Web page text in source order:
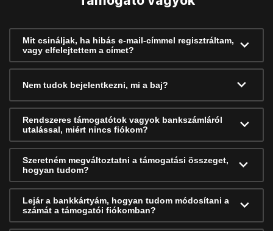
Mit csináljak, ha hibás e-mail-címmel regisztráltam,
vagy elfelejtettem a címet?
Nem tudok bejelentkezni, mi a baj?
Rendszeres támogatótok vagyok bankszámláról
utalással, miért nincs fiókom?
Szeretném megváltoztatni a támogatási összeget,
hogyan tudom?
Lejár a bankkártyám, hogyan tudom módosítani a
számát a támogatói fiókomban?